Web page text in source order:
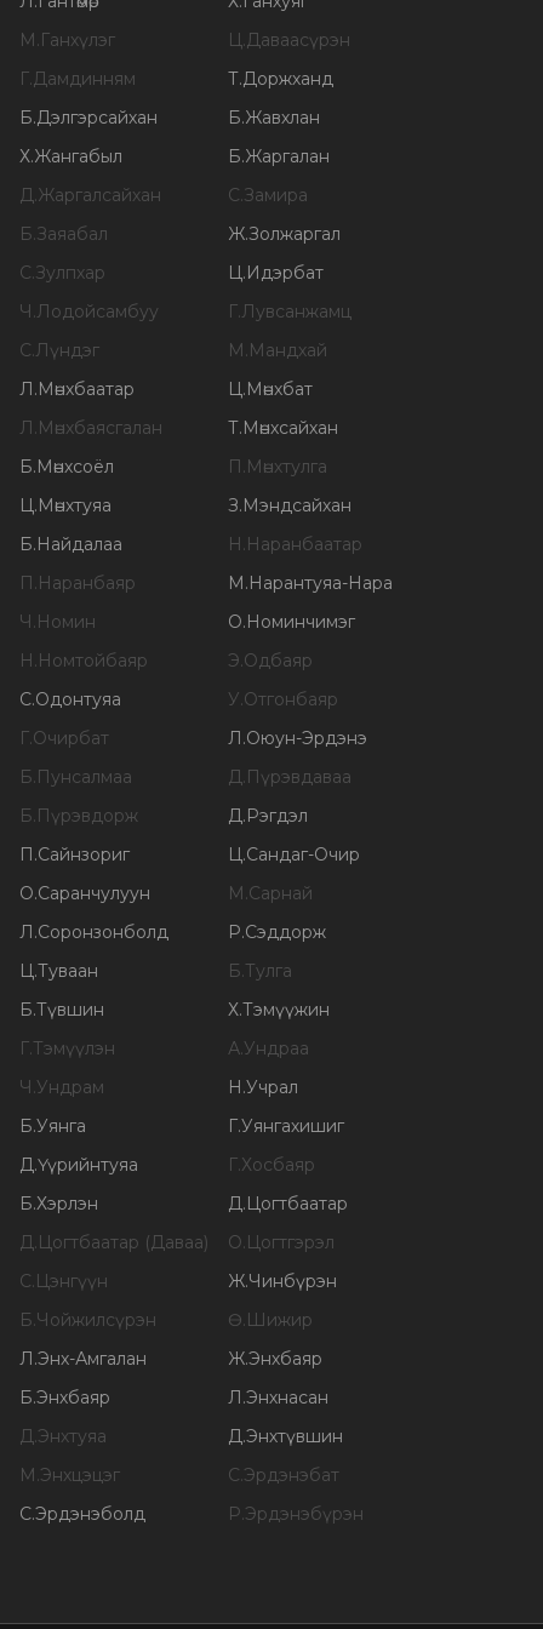
М.Ганхүлэг Ц.Даваасүрэн
Г.Дамдинням Т.Доржханд
Б.Дэлгэрсайхан Б.Жавхлан
Х.Жангабыл Б.Жаргалан
Д.Жаргалсайхан С.Замира
Б.Заяабал Ж.Золжаргал
С.Зулпхар Ц.Идэрбат
Ч.Лодойсамбуу Г.Лувсанжамц
С.Лүндэг М.Мандхай
Л.Мөнхбаатар Ц.Мөнхбат
Л.Мөнхбаясгалан Т.Мөнхсайхан
Б.Мөнхсоёл П.Мөнхтулга
Ц.Мөнхтуяа З.Мэндсайхан
Б.Найдалаа Н.Наранбаатар
П.Наранбаяр М.Нарантуяа-Нара
Ч.Номин О.Номинчимэг
Н.Номтойбаяр Э.Одбаяр
С.Одонтуяа У.Отгонбаяр
Г.Очирбат Л.Оюун-Эрдэнэ
Б.Пунсалмаа Д.Пүрэвдаваа
Б.Пүрэвдорж Д.Рэгдэл
П.Сайнзориг Ц.Сандаг-Очир
О.Саранчулуун М.Сарнай
Л.Соронзонболд Р.Сэддорж
Ц.Туваан Б.Тулга
Б.Түвшин Х.Тэмүүжин
Г.Тэмүүлэн А.Ундраа
Ч.Ундрам Н.Учрал
Б.Уянга Г.Уянгахишиг
Д.Үүрийнтуяа Г.Хосбаяр
Б.Хэрлэн Д.Цогтбаатар
Д.Цогтбаатар (Даваа) О.Цогтгэрэл
С.Цэнгүүн Ж.Чинбүрэн
Б.Чойжилсүрэн Ө.Шижир
Л.Энх-Амгалан Ж.Энхбаяр
Б.Энхбаяр Л.Энхнасан
Д.Энхтуяа Д.Энхтүвшин
М.Энхцэцэг С.Эрдэнэбат
С.Эрдэнэболд Р.Эрдэнэбүрэн